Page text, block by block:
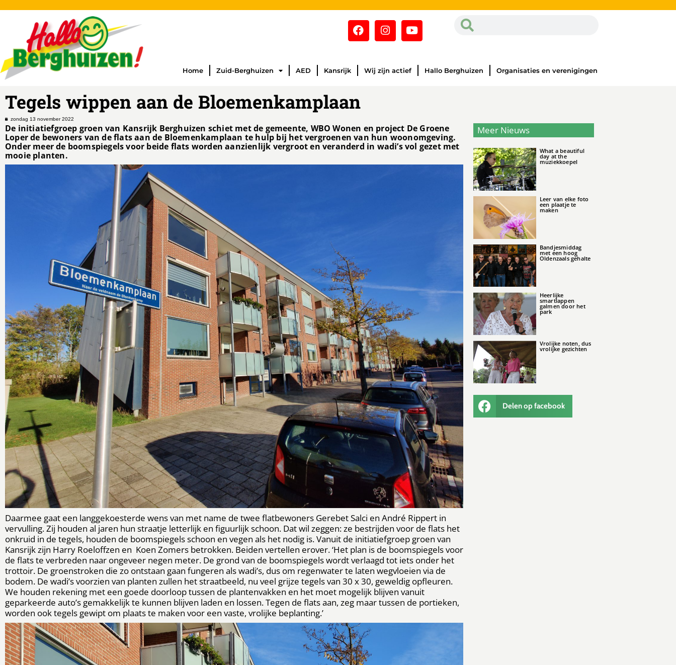
Home Zuid-Berghuizen AED Kansrijk Wij zijn actief Hallo Berghuizen Organisaties en verenigingen
Tegels wippen aan de Bloemenkamplaan
zondag 13 november 2022
De initiatiefgroep groen van Kansrijk Berghuizen schiet met de gemeente, WBO Wonen en project De Groene
Loper de bewoners van de flats aan de Bloemenkamplaan te hulp bij het vergroenen van hun woonomgeving.
Onder meer de boomspiegels voor beide flats worden aanzienlijk vergroot en veranderd in wadi’s vol gezet met
mooie planten.
Daarmee gaat een langgekoesterde wens van met name de twee flatbewoners Gerebet Salci en André Rippert in
vervulling. Zij houden al jaren hun straatje letterlijk en figuurlijk schoon. Dat wil zeggen: ze bestrijden voor de flats het
onkruid in de tegels, houden de boomspiegels schoon en vegen als het nodig is. Vanuit de initiatiefgroep groen van
Kansrijk zijn Harry Roeloffzen en Koen Zomers betrokken. Beiden vertellen erover. ‘Het plan is de boomspiegels voor
de flats te verbreden naar ongeveer negen meter. De grond van de boomspiegels wordt verlaagd tot iets onder het
trottoir. De groenstroken die zo ontstaan gaan fungeren als wadi’s, dus om regenwater te laten wegvloeien via de
bodem. De wadi’s voorzien van planten zullen het straatbeeld, nu veel grijze tegels van 30 x 30, geweldig opfleuren.
We houden rekening met een goede doorloop tussen de plantenvakken en het moet mogelijk blijven vanuit
geparkeerde auto’s gemakkelijk te kunnen blijven laden en lossen. Tegen de flats aan, zeg maar tussen de portieken,
worden ook tegels gewipt om plaats te maken voor een vaste, vrolijke beplanting.’
Meer Nieuws
What a beautiful
day at the
muziekkoepel
Leer van elke foto
een plaatje te
maken
Bandjesmiddag
met een hoog
Oldenzaals gehalte
Heerlijke
smartlappen
galmen door het
park
Vrolijke noten, dus
vrolijke gezichten
Delen op facebook